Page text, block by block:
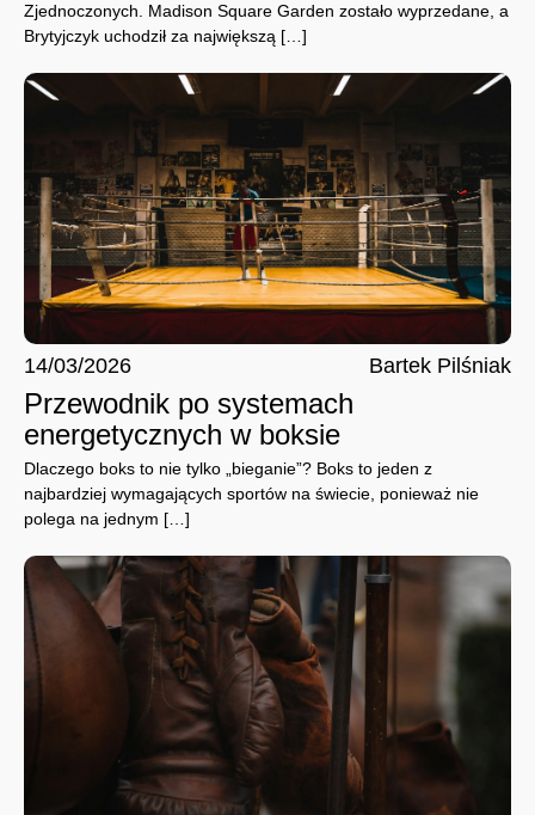
Zjednoczonych. Madison Square Garden zostało wyprzedane, a
Brytyjczyk uchodził za największą […]
14/03/2026 Bartek Pilśniak
Przewodnik po systemach
energetycznych w boksie
Dlaczego boks to nie tylko „bieganie”? Boks to jeden z
najbardziej wymagających sportów na świecie, ponieważ nie
polega na jednym […]